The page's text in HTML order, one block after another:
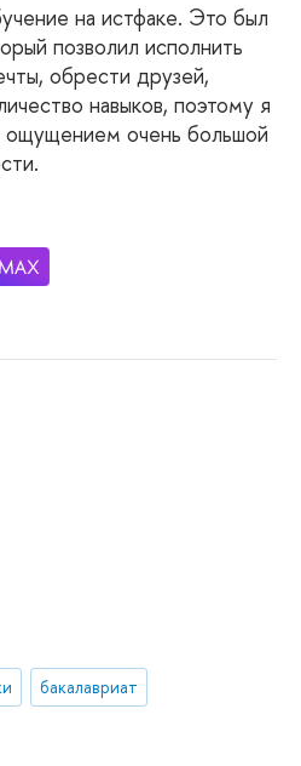
на истфаке. Это был
позволил исполнить
обрести друзей,
навыков, поэтому я
ощущением очень большой
бакалавриат